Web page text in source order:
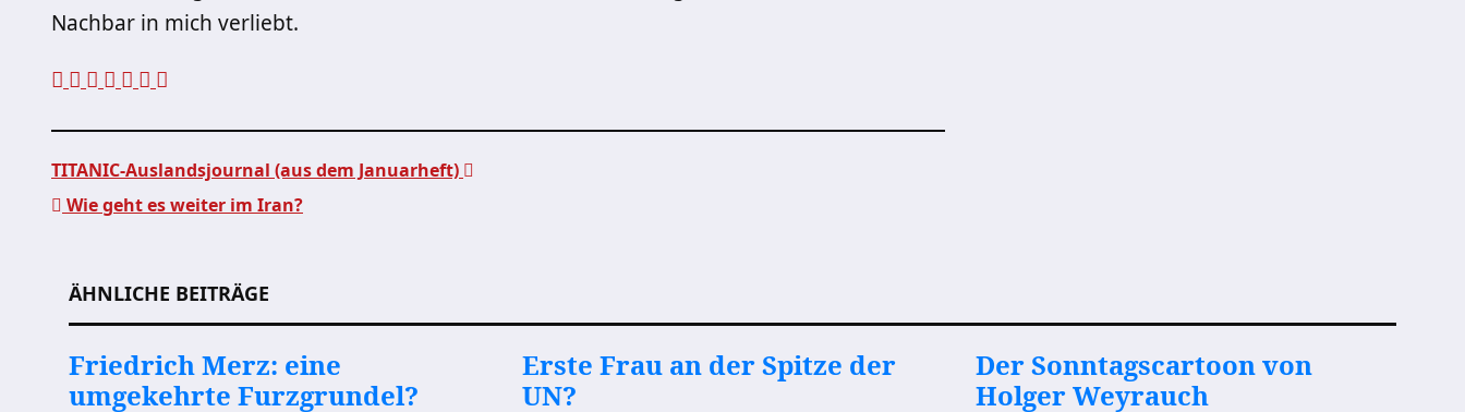
Nachbar in mich verliebt.
TITANIC-Auslandsjournal (aus dem Januarheft)
Wie geht es weiter im Iran?
ÄHNLICHE BEITRÄGE
Friedrich Merz: eine
umgekehrte Furzgrundel?
Erste Frau an der Spitze der
UN?
Der Sonntagscartoon von
Holger Weyrauch